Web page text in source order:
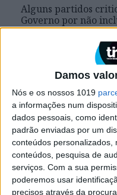
Damos
Nós e os nossos 1019
a informações num
dados pessoais, como
padrão enviadas por um
conteúdos personalizados,
conteúdos, pesquisa de
serviços. Com a sua
poderemos usar
precisos através da
Alguns partidos
Governo por não
Nacional de
riscos que câmaras
pessoas podem ter